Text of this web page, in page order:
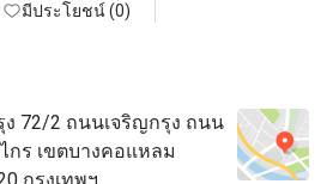
มีประโยชน์ (0)
72/2 ถนนเจริญกรุง ถนน
กร เขตบางคอแหลม